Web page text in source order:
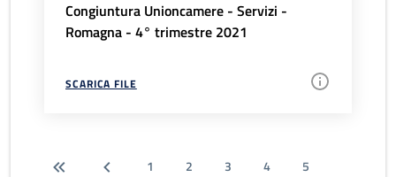
Congiuntura Unioncamere - Servizi -
Romagna - 4° trimestre 2021
SCARICA FILE
1 2 3 4
5